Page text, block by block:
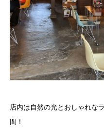
店内は自然の光とおしゃれな
間！